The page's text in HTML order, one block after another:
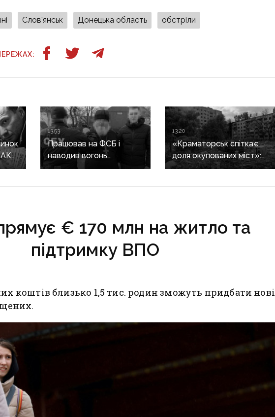
Слов'янськ Донецька область обстріли
13:53
Працював на ФСБ і
наводив вогонь
на позиції ЗСУ:
13:20
«Краматорськ спіткає
доля окупованих міст»:
військовий оглядач про
€ 170 млн на житло та
підтримку ВПО
коштів близько 1,5 тис. родин зможуть придбати нові